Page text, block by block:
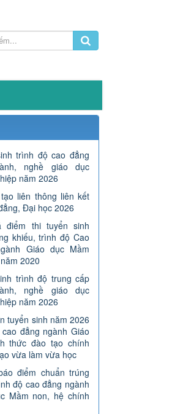
trình độ cao đẳng
nghề giáo dục
năm 2026
liên thông liên kết
Đại học 2026
điểm thi tuyển sinh
khiếu, trình độ Cao
Giáo dục Mầm
2020
trình độ trung cấp
nghề giáo dục
năm 2026
tuyển sinh năm 2026
đẳng ngành Giáo
thức đào tạo chính
vừa làm vừa học
điểm chuẩn trúng
độ cao đẳng ngành
Mầm non, hệ chính